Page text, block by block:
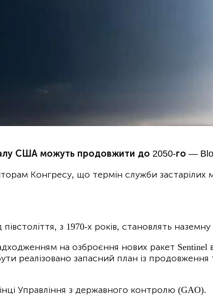
США можуть продовжити до 2050-го —
Конгресу, що термін служби застарілих
з 1970-х років, становлять
на озброєння нових ракет Sentinel
реалізовано запасний план із
Управління з державного контролю (GAO).